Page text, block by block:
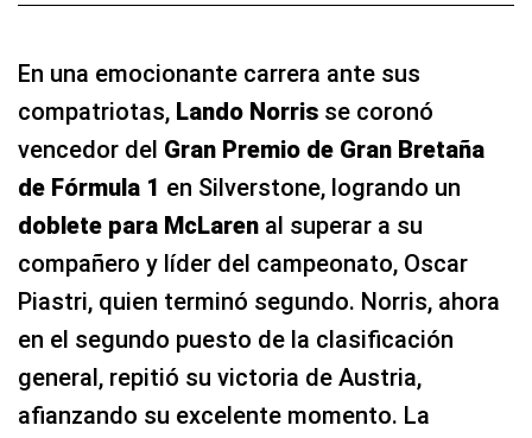
En una emocionante carrera ante sus
compatriotas, Lando Norris se coronó
vencedor del Gran Premio de Gran Bretaña
de Fórmula 1 en Silverstone, logrando un
doblete para McLaren al superar a su
compañero y líder del campeonato, Oscar
Piastri, quien terminó segundo. Norris, ahora
en el segundo puesto de la clasificación
general, repitió su victoria de Austria,
afianzando su excelente momento. La